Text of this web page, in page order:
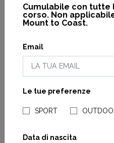
NEGOZI
Cumulabile con tutte
corso. Non
Mount to Coast.
Email
Le tue preferenze
SPORT
Data di nascita